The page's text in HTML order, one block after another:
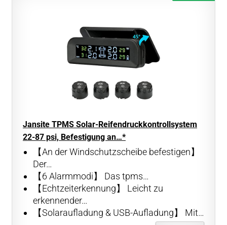
Jansite TPMS Solar-Reifendruckkontrollsystem
22-87 psi, Befestigung an…*
【An der Windschutzscheibe befestigen】
Der…
【6 Alarmmodi】 Das tpms…
【Echtzeiterkennung】 Leicht zu
erkennender…
【Solaraufladung & USB-Aufladung】 Mit…